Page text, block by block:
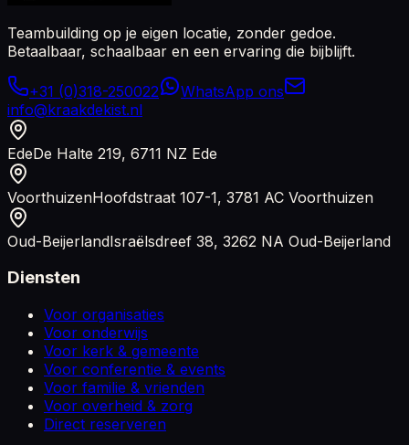
Teambuilding op je eigen locatie, zonder gedoe.
Betaalbaar, schaalbaar en een ervaring die bijblijft.
+31 (0)318-250022
WhatsApp ons
info@kraakdekist.nl
EdeDe Halte 219, 6711 NZ Ede
VoorthuizenHoofdstraat 107-1, 3781 AC Voorthuizen
Oud-BeijerlandIsraëlsdreef 38, 3262 NA Oud-Beijerland
Diensten
Voor organisaties
Voor onderwijs
Voor kerk & gemeente
Voor conferentie & events
Voor familie & vrienden
Voor overheid & zorg
Direct reserveren